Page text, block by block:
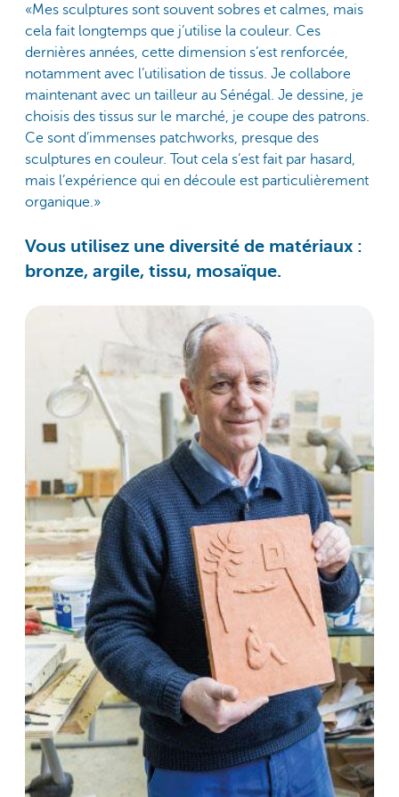
«Mes sculptures sont souvent sobres et calmes, mais
cela fait longtemps que j’utilise la couleur. Ces
dernières années, cette dimension s’est renforcée,
notamment avec l’utilisation de tissus. Je collabore
maintenant avec un tailleur au Sénégal. Je dessine, je
choisis des tissus sur le marché, je coupe des patrons.
Ce sont d’immenses patchworks, presque des
sculptures en couleur. Tout cela s’est fait par hasard,
mais l’expérience qui en découle est particulièrement
organique.»
Vous utilisez une diversité de matériaux :
bronze, argile, tissu, mosaïque.